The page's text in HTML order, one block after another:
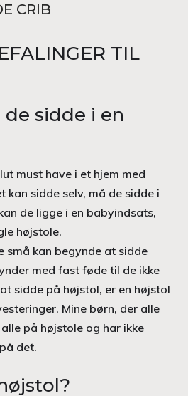
CRIB
TIL
sidde i en
must have i et hjem med
kan sidde selv, må de sidde i
de ligge i en babyindsats,
højstole.
små kan begynde at sidde
med fast føde til de ikke
sidde på højstol, er en højstol
Mine børn, der alle
på højstole og har ikke
det.